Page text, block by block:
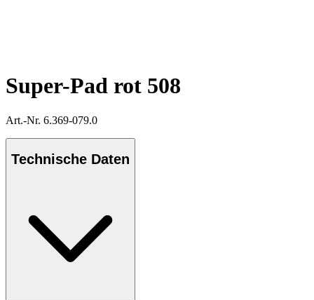
Super-Pad rot 508
Art.-Nr. 6.369-079.0
Technische Daten